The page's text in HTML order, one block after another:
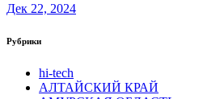
Дек 22, 2024
Рубрики
hi-tech
АЛТАЙСКИЙ КРАЙ